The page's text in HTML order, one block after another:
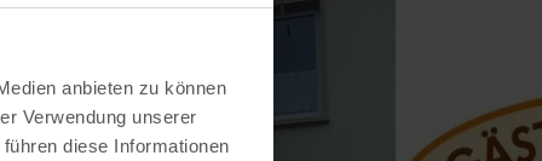
anbieten zu können
Verwendung unserer
diese Informationen